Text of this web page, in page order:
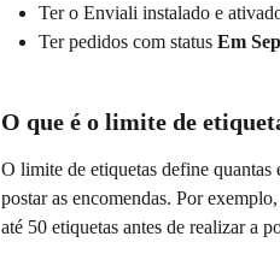
Ter o Enviali instalado e
Ter pedidos com status Em
O que é o limite de
O limite de etiquetas define quantas
postar as encomendas. Por
até 50 etiquetas antes de realizar a